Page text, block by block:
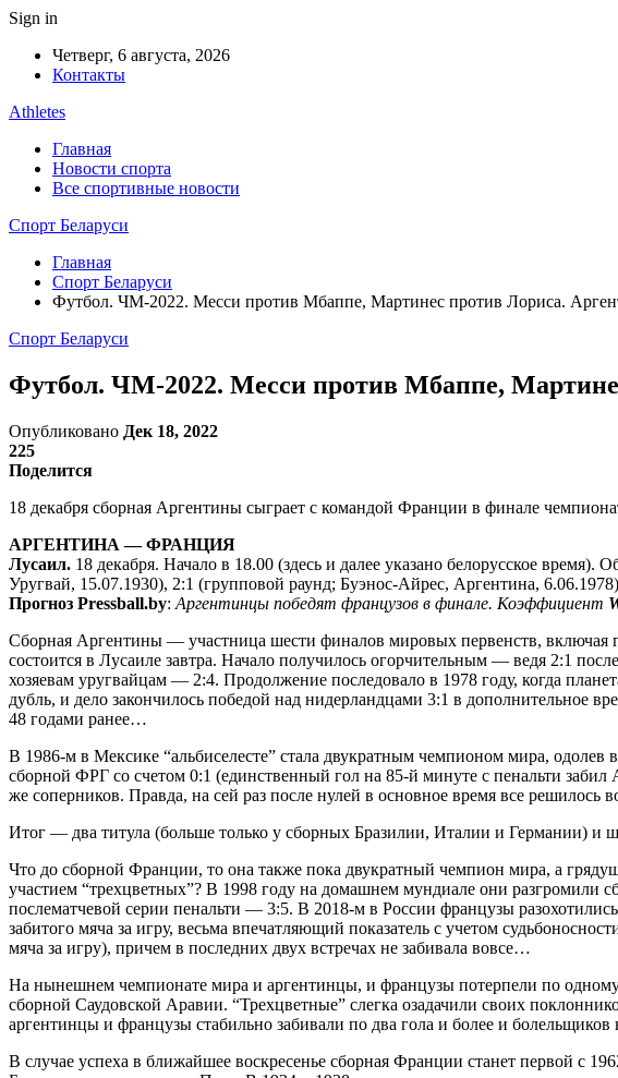
Sign in
Четверг, 6 августа, 2026
Контакты
Athletes
Главная
Новости спорта
Все спортивные новости
Спорт Беларуси
Главная
Спорт Беларуси
Футбол. ЧМ-2022. Месси против Мбаппе, Мартинес против Лориса.
Спорт Беларуси
Футбол. ЧМ-2022. Месси против Мбаппе,
Опубликовано Дек 18, 2022
225
Поделится
18 декабря сборная Аргентины сыграет с командой Франции в финале
АРГЕНТИНА — ФРАНЦИЯ
Лусаил. 18 декабря. Начало в 18.00 (здесь и далее указано белорусское
Уругвай, 15.07.1930), 2:1 (групповой раунд; Буэнос-Айрес, Аргентина,
Прогноз Pressball.by: Аргентинцы победят французов в финале. Коэффициент
Сборная Аргентины — участница шести финалов мировых первенств, включая
состоится в Лусаиле завтра. Начало получилось огорчительным — ведя 2:1
хозяевам уругвайцам — 2:4. Продолжение последовало в 1978 году, когда
дубль, и дело закончилось победой над нидерландцами 3:1 в дополнительное
48 годами ранее…
В 1986-м в Мексике “альбиселесте” стала двукратным чемпионом мира,
сборной ФРГ со счетом 0:1 (единственный гол на 85-й минуте с пенальти
же соперников. Правда, на сей раз после нулей в основное время все
Итог — два титула (больше только у сборных Бразилии, Италии и Германии) и
Что до сборной Франции, то она также пока двукратный чемпион мира, а
участием “трехцветных”? В 1998 году на домашнем мундиале они
послематчевой серии пенальти — 3:5. В 2018-м в России французы
забитого мяча за игру, весьма впечатляющий показатель с учетом
мяча за игру), причем в последних двух встречах не забивала вовсе…
На нынешнем чемпионате мира и аргентинцы, и французы потерпели по
сборной Саудовской Аравии. “Трехцветные” слегка озадачили своих
аргентинцы и французы стабильно забивали по два гола и более и болельщиков
В случае успеха в ближайшее воскресенье сборная Франции станет первой с